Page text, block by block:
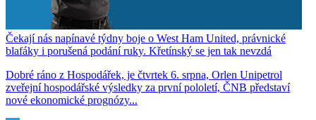
Čekají nás napínavé týdny boje o West Ham United, právnické
blafáky i porušená podání ruky. Křetínský se jen tak nevzdá
Dobré ráno z Hospodářek, je čtvrtek 6. srpna, Orlen Unipetrol
zveřejní hospodářské výsledky za první pololetí, ČNB představí
nové ekonomické prognózy...